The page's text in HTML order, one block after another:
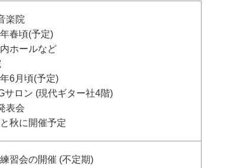
楽院
春頃(予定)
ホールなど
6月頃(予定)
サロン (現代ギター社4階)
表会
秋に開催予定
習会の開催 (不定期)